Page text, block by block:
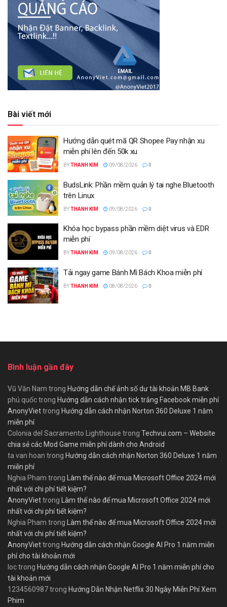
Bài viết mới
Hướng dẫn quét mã QR Shopee Pay nhận xu
miễn phí lên đến 50k xu
BYTHANH KIM 09/08/2026 0
BudsLink: Phần mềm quản lý tai nghe Bluetooth
trên Linux
BYTHANH KIM 09/08/2026 0
Khóa học bypass phần mềm diệt virus và EDR
miễn phí
BYTHANH KIM 09/08/2026 0
Tải ngay game Bánh Mì Bách Khoa miễn phí
BYTHANH KIM 08/08/2026 0
Bình luận gần đây
Vũ Văn Nam trong Hướng dẫn chế ảnh số dư tài khoản MB Bank
phú quốctrong Hướng dẫn cách nhận tick trắng Facebook miễn phí
AnonyViettrong Hướng dẫn cách nhận Norton 360 Deluxe 1 năm
miễn phí
Colonia del Sacramento Lighthouse trong Techvui.com – Website
chia sẻ các Mod Game miễn phí dành cho Android
ta van hoan trong Hướng dẫn cách nhận Norton 360 Deluxe 1 năm
miễn phí
Nghia Pham trong
Làm thế nào để mua Microsoft Office 2024 mới
nhất với chi phí tiết kiệm?
AnonyViettrong
Làm thế nào để mua Microsoft Office 2024 mới
nhất với chi phí tiết kiệm?
Nghia Pham trong
Làm thế nào để mua Microsoft Office 2024 mới
nhất với chi phí tiết kiệm?
AnonyViettrong Hướng dẫn cách nhận Google AI Pro 1 năm miễn
phí cho tài khoản mới
loctrong Hướng dẫn cách nhận Google AI Pro 1 năm miễn phí cho
tài khoản mới
1234560987trong Hướng Dẫn Nhận Netflix 30 Ngày Miễn Phí Xem
Phim